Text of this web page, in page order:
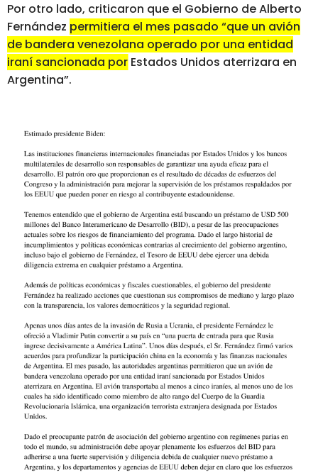
Por otro lado, criticaron que el Gobierno de Alberto
Fernández permitiera el mes pasado “que un avión
de bandera venezolana operado por una entidad
iraní sancionada por Estados Unidos aterrizara en
Argentina”.